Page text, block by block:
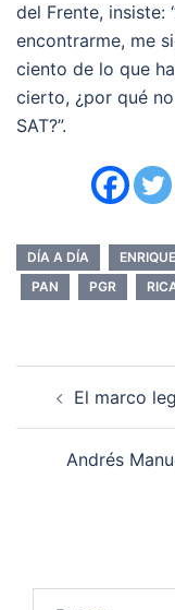
del Frente, insiste:
encontrarme, me
ciento de lo que
cierto, ¿por qué
SAT?”.
DÍA A DÍA
PAN
PGR
El marco
Andrés